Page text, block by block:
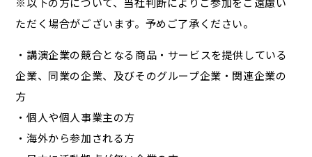
ただく場合がございます。予めご了承ください。
・講演企業の競合となる商品・サービスを提供している
企業、同業の企業、及びそのグループ企業・関連企業の
方
・個人や個人事業主の方
・海外から参加される方